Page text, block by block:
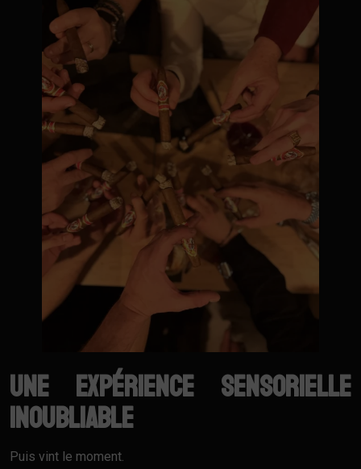
Une expérience sensorielle
inoubliable
Puis vint le moment.